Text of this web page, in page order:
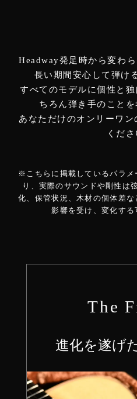
Headway発足時から変わ
長い期間安心して弾け
すべてのモデルに個性と
ちろん弾き手のこと
あなただけのオンリーワ
くださ
※こちらに掲載しているパラメ
り、実際のサウンドや剛性は
化、保管状況、木材の個体差
影響を受け、変化する
The
進化を遂げ